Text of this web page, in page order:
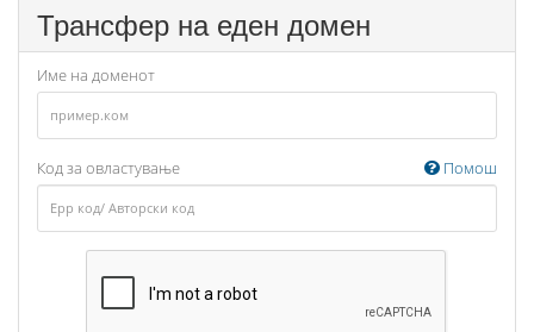
Трансфер на еден домен
Име на доменот
Код за овластување Помош